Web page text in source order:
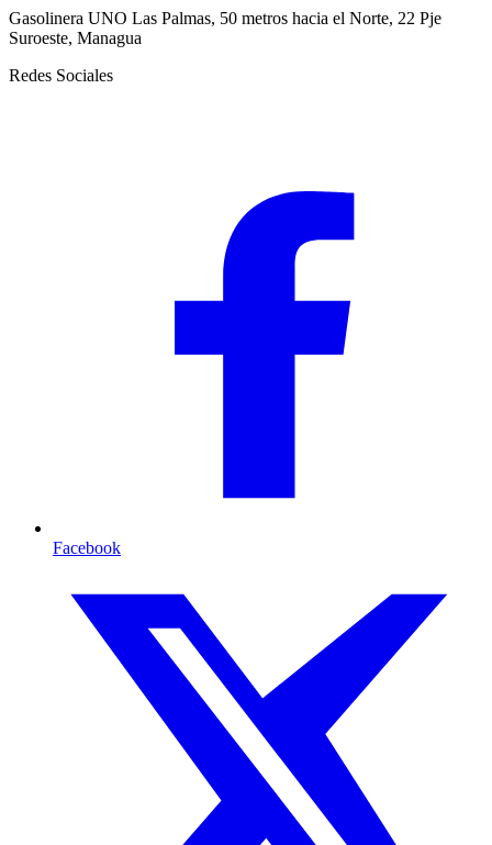
Gasolinera UNO Las Palmas, 50 metros hacia el Norte, 22 Pje
Suroeste, Managua
Redes Sociales
Facebook